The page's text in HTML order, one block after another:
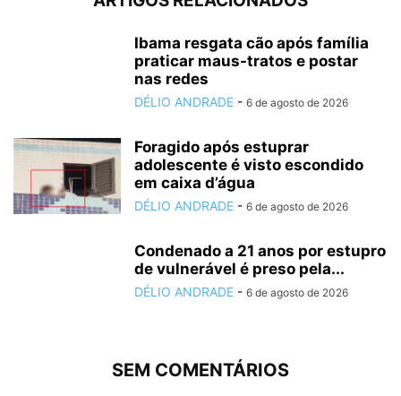
Ibama resgata cão após família
praticar maus-tratos e postar
nas redes
DÉLIO ANDRADE - 6 de agosto de 2026
Foragido após estuprar
adolescente é visto escondido
em caixa d’água
DÉLIO ANDRADE - 6 de agosto de 2026
Condenado a 21 anos por estupro
de vulnerável é preso pela...
DÉLIO ANDRADE - 6 de agosto de 2026
SEM COMENTÁRIOS